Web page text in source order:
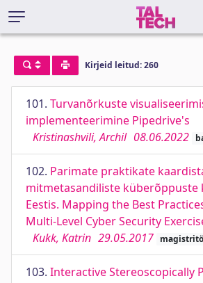
Kirjeid leitud: 260
101. Turvanõrkuste
implementeerimine Pipedrive's
Kristinashvili, Archil 08.06.2022
102. Parimate praktikate
mitmetasandiliste küberõppuste
Eestis. Mapping the Best
Multi-Level Cyber Security
Kukk, Katrin 29.05.2017
103. Interactive Stereoscopically